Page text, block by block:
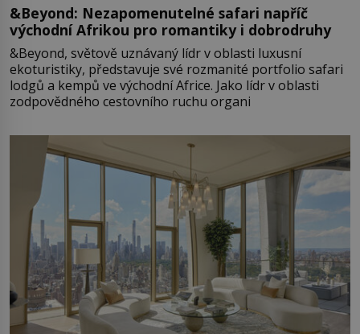
&Beyond: Nezapomenutelné safari napříč
východní Afrikou pro romantiky i dobrodruhy
&Beyond, světově uznávaný lídr v oblasti luxusní
ekoturistiky, představuje své rozmanité portfolio safari
lodgů a kempů ve východní Africe. Jako lídr v oblasti
zodpovědného cestovního ruchu organi